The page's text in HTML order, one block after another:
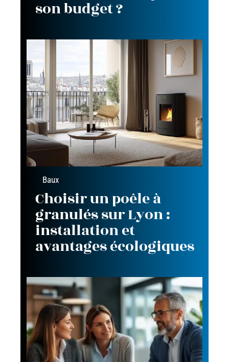
son budget ?
Baux
Choisir un poêle à
granulés sur Lyon :
installation et
avantages écologiques